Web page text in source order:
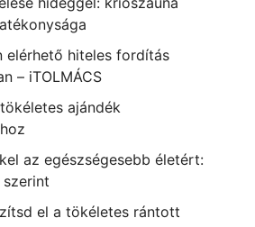
elérhető hiteles fordítás
– iTOLMÁCS
ajándék
az egészségesebb életért:
el a tökéletes rántott